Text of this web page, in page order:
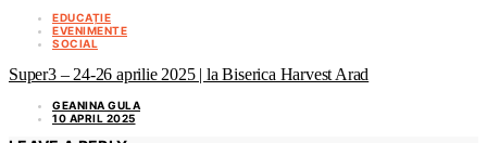
EDUCAȚIE
EVENIMENTE
SOCIAL
Super3 – 24-26 aprilie 2025 | la Biserica Harvest Arad
GEANINA GULA
10 APRIL 2025